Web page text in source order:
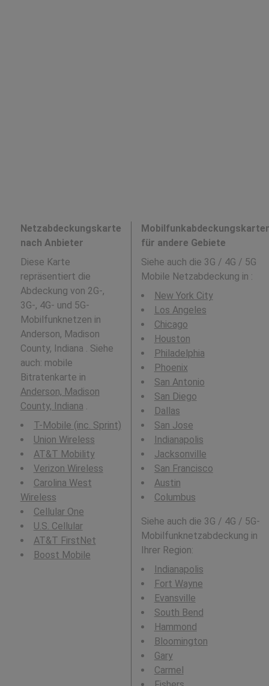
Netzabdeckungskarte
nach Anbieter
Diese Karte
repräsentiert die
Abdeckung von 2G-,
3G-, 4G- und 5G-
Mobilfunknetzen in
Anderson, Madison
County, Indiana . Siehe
auch: mobile
Bitratenkarte in
Anderson, Madison
County, Indiana .
T-Mobile (inc. Sprint)
Union Wireless
AT&T Mobility
Verizon Wireless
Carolina West
Wireless
Cellular One
U.S. Cellular
AT&T FirstNet
Boost Mobile
für andere Gebiete
Siehe auch die 3G / 4G / 5G
Mobile Netzabdeckung in :
New York City
Los Angeles
Chicago
Houston
Philadelphia
Phoenix
San Antonio
San Diego
Dallas
San Jose
Indianapolis
Jacksonville
San Francisco
Austin
Columbus
Siehe auch die 3G / 4G / 5G-
Mobilfunknetzabdeckung in
Ihrer Region:
Indianapolis
Fort Wayne
Evansville
South Bend
Hammond
Bloomington
Gary
Carmel